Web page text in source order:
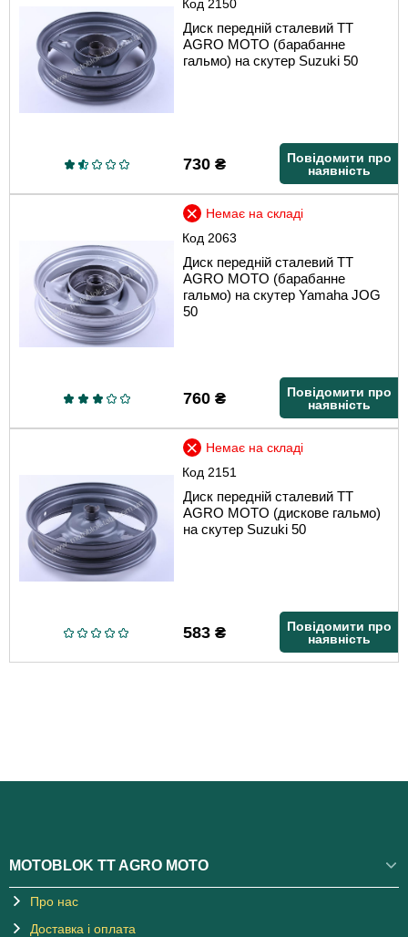
Код 2150
Диск передній сталевий TT
AGRO MOTO (барабанне
гальмо) на скутер Suzuki 50
730₴
Повідомити про
наявність
Код 2063
Немає на складі
Диск передній сталевий TT
AGRO MOTO (барабанне
гальмо) на скутер Yamaha JOG
50
760₴
Повідомити про
наявність
Код 2151
Немає на складі
Диск передній сталевий TT
AGRO MOTO (дискове гальмо)
на скутер Suzuki 50
583₴
Повідомити про
наявність
MOTOBLOK TT AGRO MOTO
Про нас
Доставка і оплата